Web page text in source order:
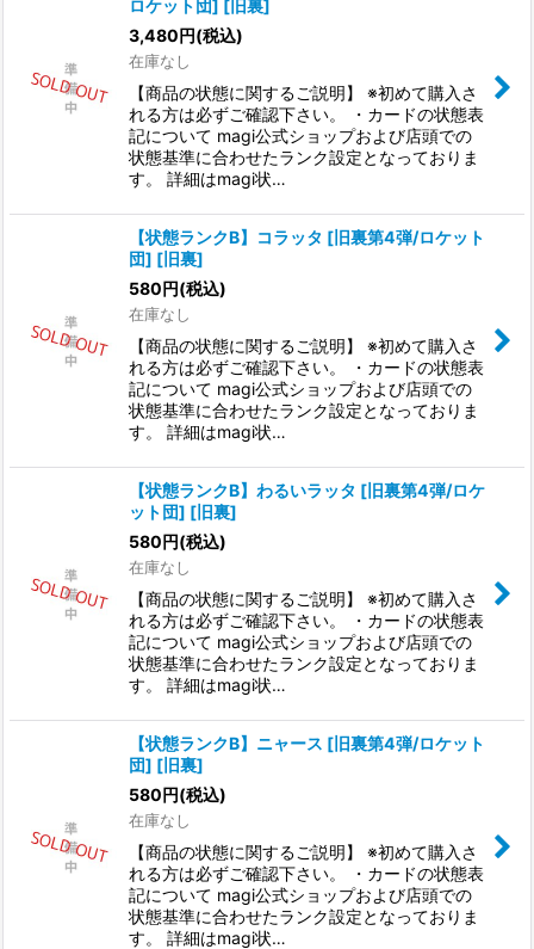
ロケット団] [旧裏]
3,480円(税込)
在庫なし
【商品の状態に関するご説明】 ※初めて購入さ
れる方は必ずご確認下さい。 ・カードの状態表
記について magi公式ショップおよび店頭での
状態基準に合わせたランク設定となっておりま
す。 詳細はmagi状…
【状態ランクB】コラッタ [旧裏第4弾/ロケット
団] [旧裏]
580円(税込)
在庫なし
【商品の状態に関するご説明】 ※初めて購入さ
れる方は必ずご確認下さい。 ・カードの状態表
記について magi公式ショップおよび店頭での
状態基準に合わせたランク設定となっておりま
す。 詳細はmagi状…
【状態ランクB】わるいラッタ [旧裏第4弾/ロケ
ット団] [旧裏]
580円(税込)
在庫なし
【商品の状態に関するご説明】 ※初めて購入さ
れる方は必ずご確認下さい。 ・カードの状態表
記について magi公式ショップおよび店頭での
状態基準に合わせたランク設定となっておりま
す。 詳細はmagi状…
【状態ランクB】ニャース [旧裏第4弾/ロケット
団] [旧裏]
580円(税込)
在庫なし
【商品の状態に関するご説明】 ※初めて購入さ
れる方は必ずご確認下さい。 ・カードの状態表
記について magi公式ショップおよび店頭での
状態基準に合わせたランク設定となっておりま
す。 詳細はmagi状…